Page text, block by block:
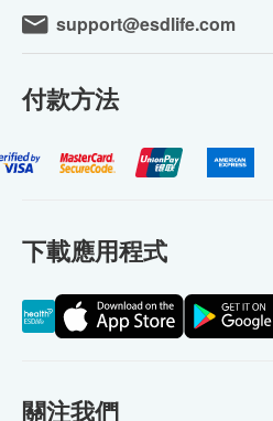
support@esdlife.com
付款方法
下載應用程式
關注我們